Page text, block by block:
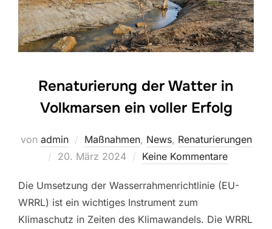
Renaturierung der Watter in
Volkmarsen ein voller Erfolg
von admin Maßnahmen, News, Renaturierungen
Veröffentlicht
20. März 2024 Keine Kommentare
Die Umsetzung der Wasserrahmenrichtlinie (EU-
WRRL) ist ein wichtiges Instrument zum
Klimaschutz in Zeiten des Klimawandels. Die WRRL